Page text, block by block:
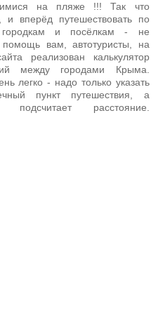
на пляже !!! Так что
и вперёд путешествовать по
и посёлкам - не
вам, автотуристы, на
реализован калькулятор
между городами Крыма.
легко - надо только указать
пункт путешествия, а
подсчитает расстояние.